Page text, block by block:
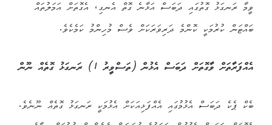
ވީމާ ރަނގަޅު ގޮތުގައި ދަބަސް އަޅާނެ ގޮތް އެނގި، އެގޮތަށް އަމަލުތައް
ބައްޓަން ކުރުމަކީ ކޮންމެ ދަރިވަރަކަށް ވެސް މުހިންމު ކަމެކެވެ.
އެއްފަރާތަށް ވާގޮތަށް ދަބަސް އެޅުން (ތަސްވީރު 1) ރަނގަޅު ގޮތެއް ނޫން
ބެކް ޕެކެ ދަބަސް އެޅުމުގައި އެއްފަޅިއަކަށް އެޅުމަކީ ރަނގަޅު ގޮތެއް ނޫނެވެ.